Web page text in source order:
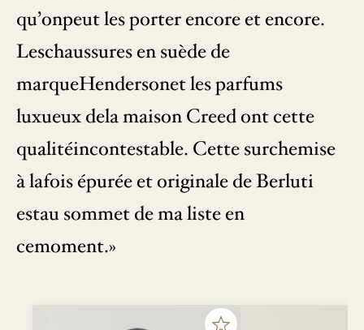
qu’onpeut les porter encore et encore.
Leschaussures en suède de
marqueHendersonet les parfums
luxueux dela maison Creed ont cette
qualitéincontestable. Cette surchemise
à lafois épurée et originale de Berluti
estau sommet de ma liste en
cemoment.»